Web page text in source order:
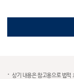
상기 내용은 참고용으로 법적